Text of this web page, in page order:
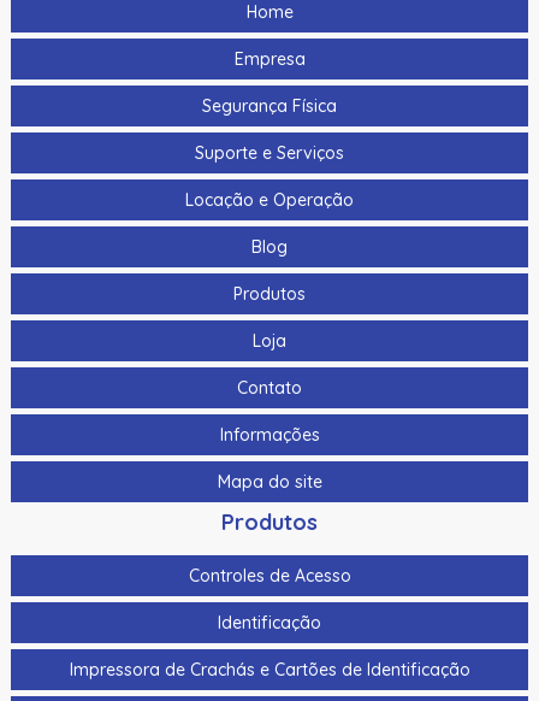
Home
Empresa
Segurança Física
Suporte e Serviços
Locação e Operação
Blog
Produtos
Loja
Contato
Informações
Mapa do site
Produtos
Controles de Acesso
Identificação
Impressora de Crachás e Cartões de Identificação